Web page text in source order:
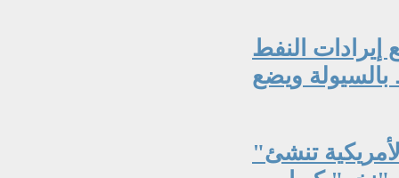
إيرادات النفط
"نيويورك تايمز": الاستخبارات المركزية الأمريكية تنشئ